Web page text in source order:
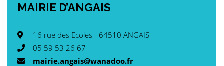
MAIRIE D’ANGAIS
16 rue des Ecoles - 64510 ANGAIS
05 59 53 26 67
mairie.angais@wanadoo.fr